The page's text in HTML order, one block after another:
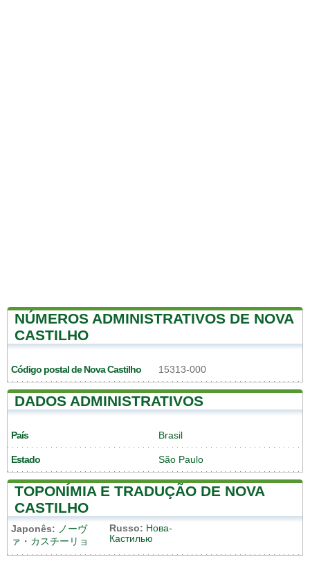
NÚMEROS ADMINISTRATIVOS DE NOVA
CASTILHO
Código postal de Nova Castilho 15313-000
DADOS ADMINISTRATIVOS
País Brasil
Estado São Paulo
TOPONÍMIA E TRADUÇÃO DE NOVA
CASTILHO
Japonês: ノーヴ
ァ・カスチーリョ
Russo: Нова-
Кастилью